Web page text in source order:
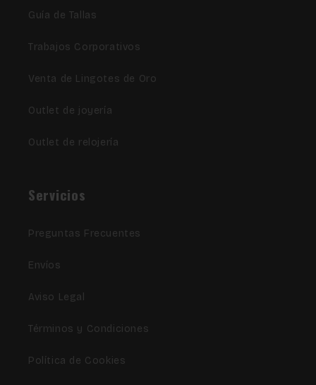
Guía de Tallas
Trabajos Corporativos
Venta de Lingotes de Oro
Outlet de joyería
Outlet de relojería
Servicios
Preguntas Frecuentes
Envíos
Aviso Legal
Términos y Condiciones
Política de Cookies